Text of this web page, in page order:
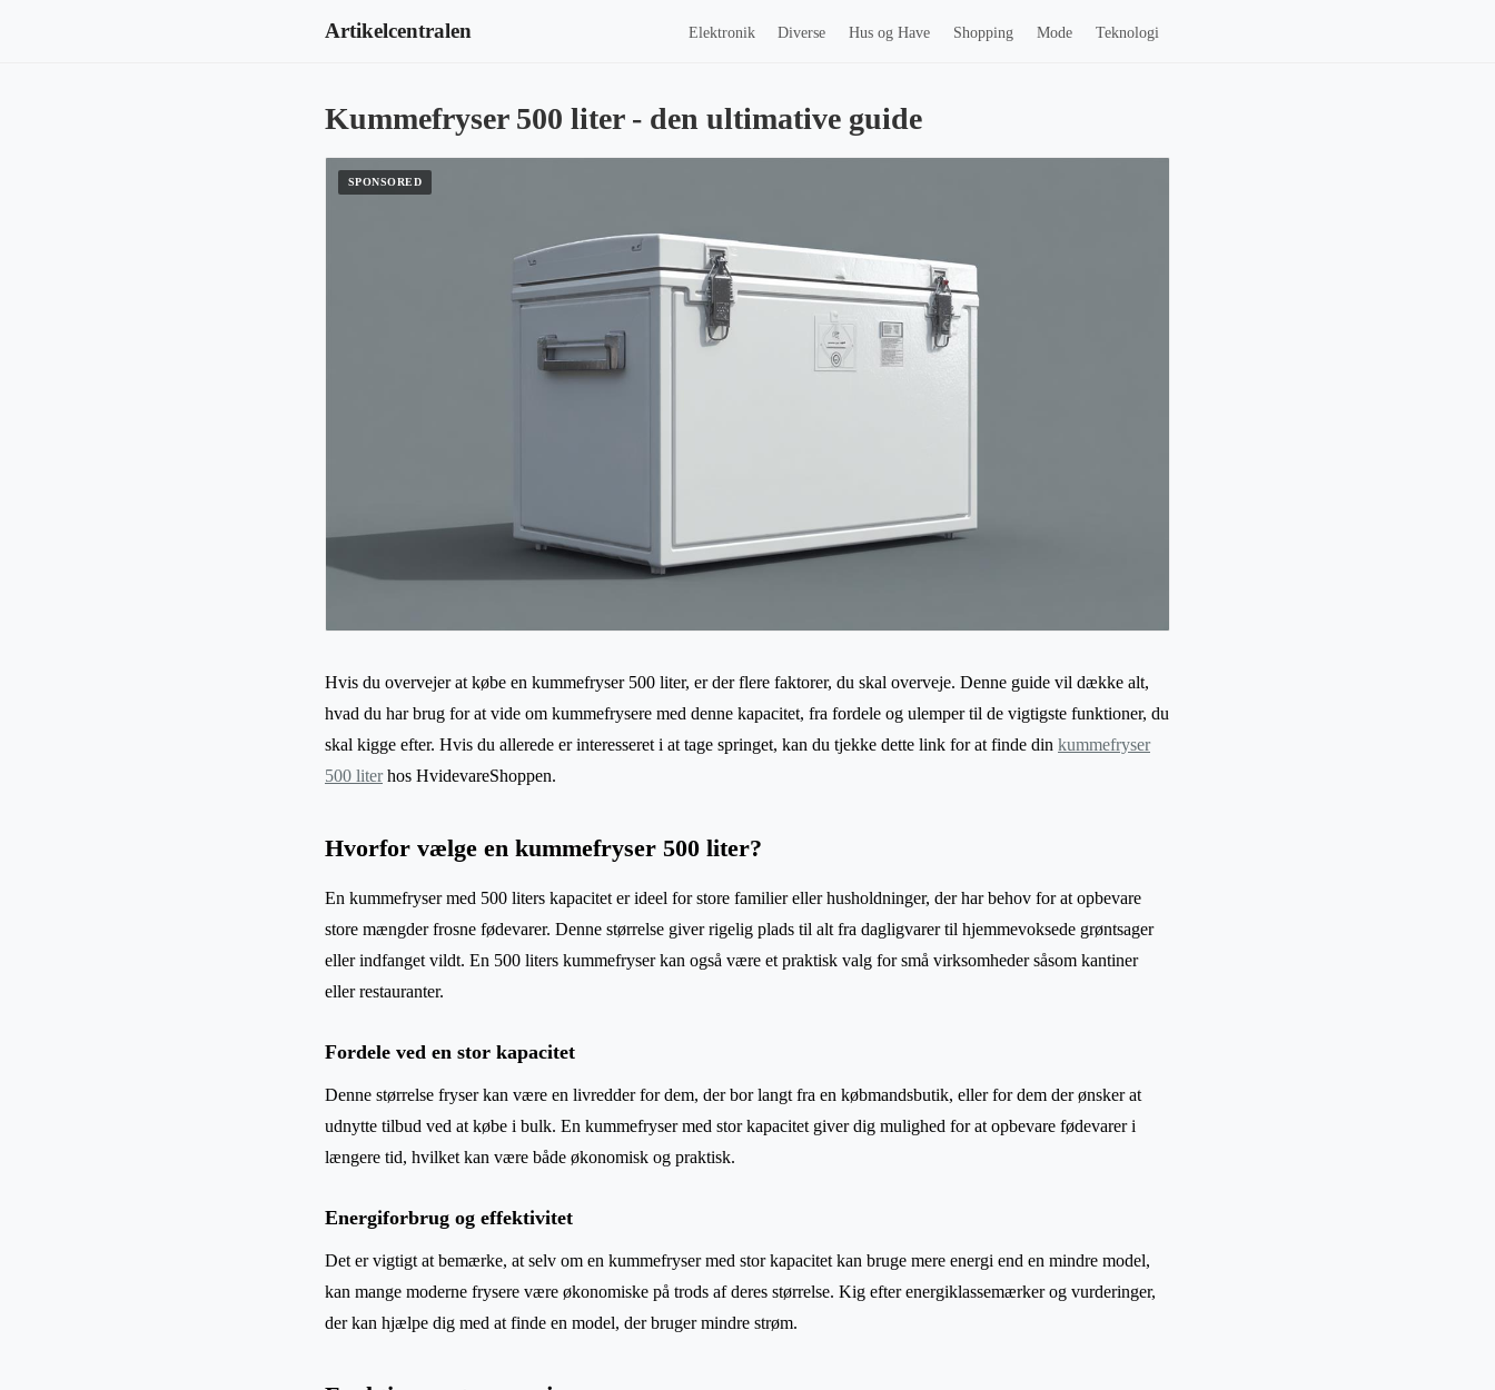
Artikelcentralen Elektronik Diverse Hus og Have Shopping Mode Teknologi
Kummefryser 500 liter - den ultimative guide
Hvis du overvejer at købe en kummefryser 500 liter, er der flere faktorer, du skal overveje. Denne guide vil dække alt,
hvad du har brug for at vide om kummefrysere med denne kapacitet, fra fordele og ulemper til de vigtigste funktioner, du
skal kigge efter. Hvis du allerede er interesseret i at tage springet, kan du tjekke dette link for at finde din kummefryser
500 literhos HvidevareShoppen.
Hvorfor vælge en kummefryser 500 liter?
En kummefryser med 500 liters kapacitet er ideel for store familier eller husholdninger, der har behov for at opbevare
store mængder frosne fødevarer. Denne størrelse giver rigelig plads til alt fra dagligvarer til hjemmevoksede grøntsager
eller indfanget vildt. En 500 liters kummefryser kan også være et praktisk valg for små virksomheder såsom kantiner
eller restauranter.
Fordele ved en stor kapacitet
Denne størrelse fryser kan være en livredder for dem, der bor langt fra en købmandsbutik, eller for dem der ønsker at
udnytte tilbud ved at købe i bulk. En kummefryser med stor kapacitet giver dig mulighed for at opbevare fødevarer i
længere tid, hvilket kan være både økonomisk og praktisk.
Energiforbrug og effektivitet
Det er vigtigt at bemærke, at selv om en kummefryser med stor kapacitet kan bruge mere energi end en mindre model,
kan mange moderne frysere være økonomiske på trods af deres størrelse. Kig efter energiklassemærker og vurderinger,
der kan hjælpe dig med at finde en model, der bruger mindre strøm.